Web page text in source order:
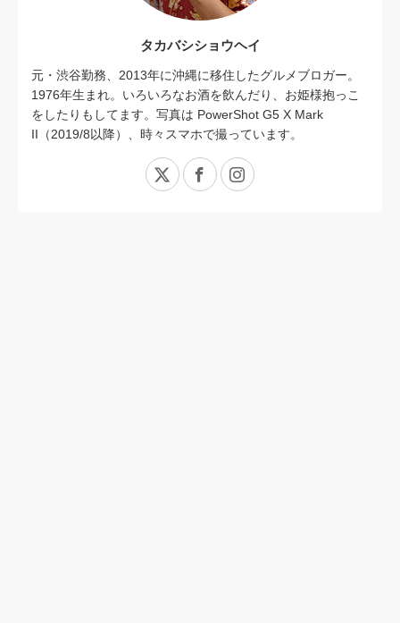
タカバシショウヘイ
元・渋谷勤務、2013年に沖縄に移住したグルメブロガー。
1976年生まれ。いろいろなお酒を飲んだり、お姫様抱っこ
をしたりもしてます。写真は PowerShot G5 X Mark
II（2019/8以降）、時々スマホで撮っています。
X FacebookInstagram